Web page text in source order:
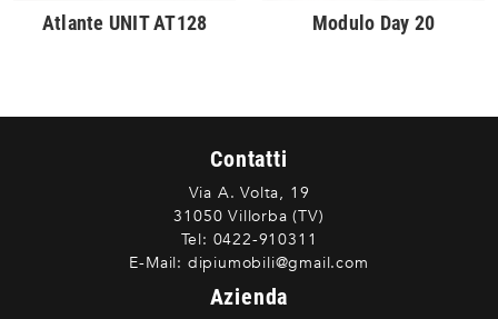
Atlante UNIT AT128 Modulo Day 20
Contatti
Via A. Volta, 19
31050 Villorba (TV)
Tel: 0422-910311
E-Mail: dipiumobili@gmail.com
Azienda